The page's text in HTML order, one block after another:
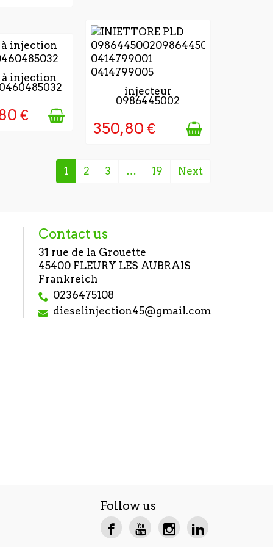
APRÈS
DE LA
à injection
€
2 - 4 JOURS APRÈS
VALIDATION DE LA
injecteur
0986445002
350,80 €
1 2 3 … 19 Next
Contact us
31 rue de la Grouette
45400 FLEURY LES AUBRAIS
Frankreich
0236475108
dieselinjection45@gmail.com
Follow us